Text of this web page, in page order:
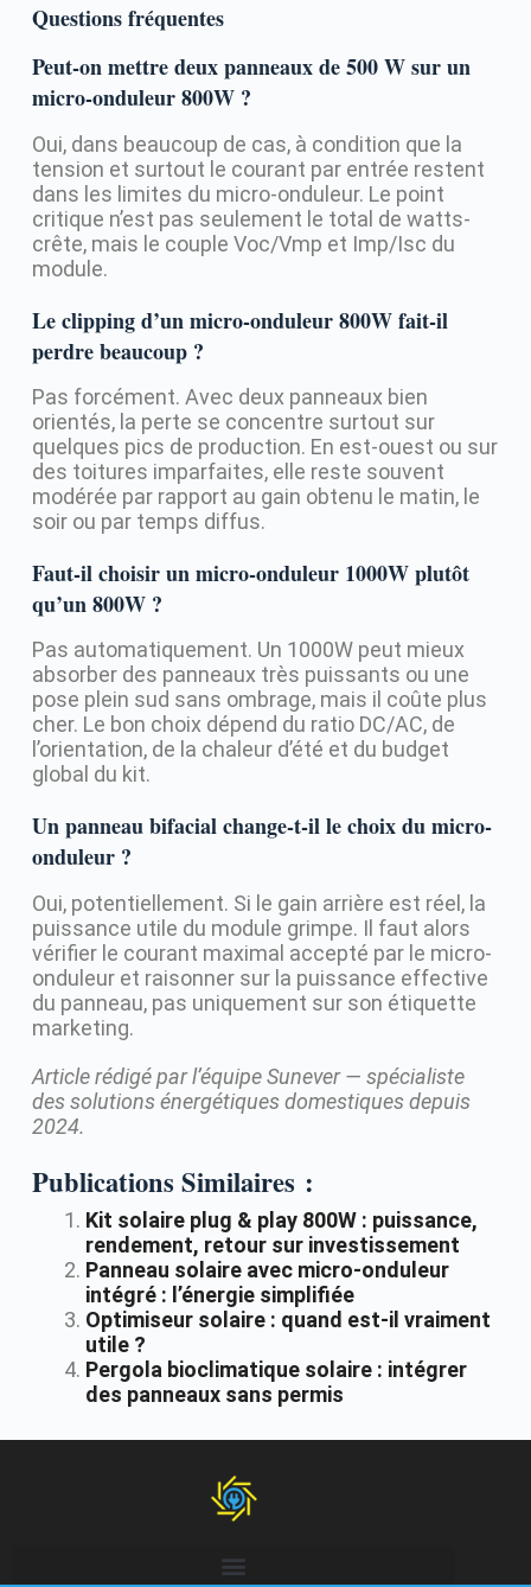
Questions fréquentes
Peut-on mettre deux panneaux de 500 W sur un
micro-onduleur 800W ?
Oui, dans beaucoup de cas, à condition que la
tension et surtout le courant par entrée restent
dans les limites du micro-onduleur. Le point
critique n’est pas seulement le total de watts-
crête, mais le couple Voc/Vmp et Imp/Isc du
module.
Le clipping d’un micro-onduleur 800W fait-il
perdre beaucoup ?
Pas forcément. Avec deux panneaux bien
orientés, la perte se concentre surtout sur
quelques pics de production. En est-ouest ou sur
des toitures imparfaites, elle reste souvent
modérée par rapport au gain obtenu le matin, le
soir ou par temps diffus.
Faut-il choisir un micro-onduleur 1000W plutôt
qu’un 800W ?
Pas automatiquement. Un 1000W peut mieux
absorber des panneaux très puissants ou une
pose plein sud sans ombrage, mais il coûte plus
cher. Le bon choix dépend du ratio DC/AC, de
l’orientation, de la chaleur d’été et du budget
global du kit.
Un panneau bifacial change-t-il le choix du micro-
onduleur ?
Oui, potentiellement. Si le gain arrière est réel, la
puissance utile du module grimpe. Il faut alors
vérifier le courant maximal accepté par le micro-
onduleur et raisonner sur la puissance effective
du panneau, pas uniquement sur son étiquette
marketing.
Article rédigé par l’équipe Sunever — spécialiste
des solutions énergétiques domestiques depuis
2024.
Publications Similaires :
Kit solaire plug & play 800W : puissance,
rendement, retour sur investissement
Panneau solaire avec micro-onduleur
intégré : l’énergie simplifiée
Optimiseur solaire : quand est-il vraiment
utile ?
Pergola bioclimatique solaire : intégrer
des panneaux sans permis